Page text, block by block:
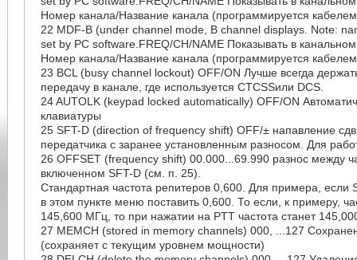
Номер канала/Название канала (программируется
22 MDF-B (under channel mode, B channel displays. Note:
set by PC software.FREQ/CH/NAME Показывать в
Номер канала/Название канала (программируется
23 BCL (busy channel lockout) OFF/ON Лучше всегда
передачу в канале, где используется CTCSSили DCS.
24 AUTOLK (keypad locked automatically) OFF/ON
клавиатуры
25 SFT-D (direction of frequency shift) OFF/± напавление
передатчика с заранее установленным разносом. Для
26 OFFSET (frequency shift) 00.000...69.990 разнос между
включенном SFT-D (см. п. 25).
Стандартная частота репитеров 0,600. Для примера, если
в этом пункте меню поставить 0,600. То если, к примеру,
145,600 МГц, то при нажатии на PTT частота станет
27 MEMCH (stored in memory channels) 000, ...127
(сохраняет с текущим уровнем мощности)